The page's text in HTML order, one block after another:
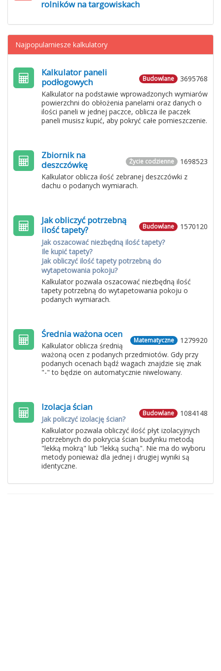
rolników na targowiskach
Najpopularniesze kalkulatory
3695768
Budowlane
Kalkulator paneli
podłogowych
Kalkulator na podstawie wprowadzonych wymiarów
powierzchni do obłożenia panelami oraz danych o
ilości paneli w jednej paczce, oblicza ile paczek
paneli musisz kupić, aby pokryć całe pomieszczenie.
1698523
Życie codzienne
Zbiornik na
deszczówkę
Kalkulator oblicza ilość zebranej deszczówki z
dachu o podanych wymiarach.
1570120
Budowlane
Jak obliczyć potrzebną
ilość tapety?
Jak oszacować niezbędną ilość tapety?
Ile kupić tapety?
Jak obliczyć ilość tapety potrzebną do
wytapetowania pokoju?
Kalkulator pozwala oszacować niezbędną ilość
tapety potrzebną do wytapetowania pokoju o
podanych wymiarach.
1279920
Matematyczne
Średnia ważona ocen
Kalkulator oblicza średnią
ważoną ocen z podanych przedmiotów. Gdy przy
podanych ocenach bądź wagach znajdzie się znak
"-" to będzie on automatycznie niwelowany.
1084148
Budowlane
Izolacja ścian
Jak policzyć izolację ścian?
Kalkulator pozwala obliczyć ilość płyt izolacyjnych
potrzebnych do pokrycia ścian budynku metodą
"lekką mokrą" lub "lekką suchą". Nie ma do wyboru
metody ponieważ dla jednej i drugiej wyniki są
identyczne.